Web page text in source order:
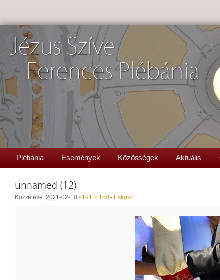
Jézus Szíve
Ferences Plébánia
Plébánia Események Közösségek Aktuális
unnamed (12)
Közzétéve: 2021-02-10 - 191 × 150 - Esküvő